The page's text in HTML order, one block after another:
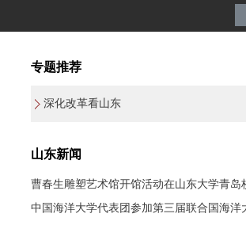
专题推荐
深化改革看山东
山东新闻
曹春生雕塑艺术馆开馆活动在山东大学青岛
中国海洋大学代表团参加第三届联合国海洋